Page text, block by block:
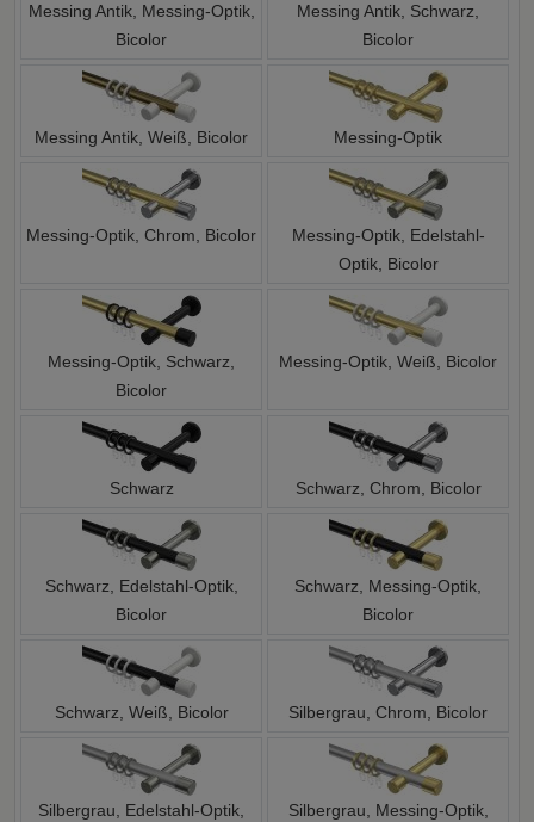
Messing Antik, Messing-Optik,
Bicolor
Messing Antik, Schwarz,
Bicolor
Messing Antik, Weiß, Bicolor Messing-Optik
Messing-Optik, Chrom, Bicolor
Messing-Optik, Edelstahl-
Optik, Bicolor
Messing-Optik, Schwarz,
Bicolor
Messing-Optik, Weiß, Bicolor
Schwarz Schwarz, Chrom, Bicolor
Schwarz, Edelstahl-Optik,
Bicolor
Schwarz, Messing-Optik,
Bicolor
Schwarz, Weiß, Bicolor Silbergrau, Chrom, Bicolor
Silbergrau, Edelstahl-Optik,
Silbergrau, Messing-Optik,